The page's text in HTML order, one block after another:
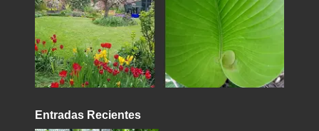
Entradas Recientes